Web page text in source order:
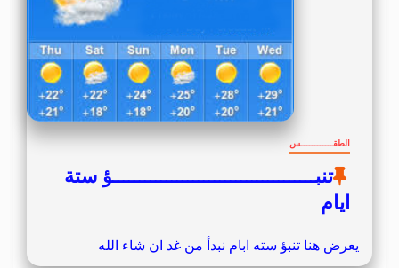
الطقــــــــــــس
تنبــــــــــــــــــــــــــــــــــــــؤ ستة
ايام
يعرض هنا تنبؤ سته ابام نبدأ من غد ان شاء الله